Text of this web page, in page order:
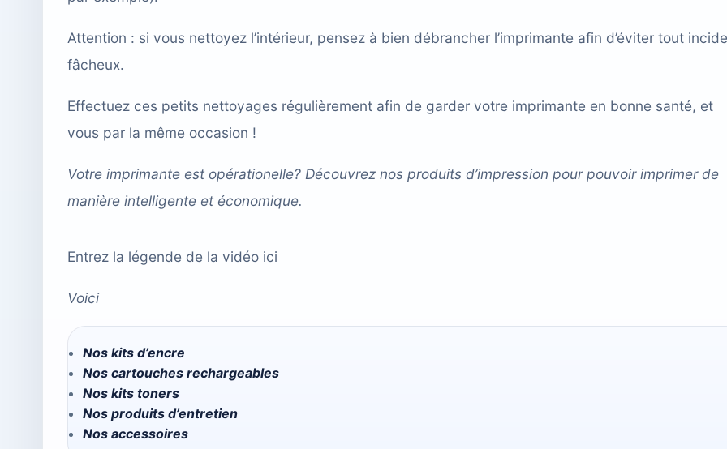
Attention : si vous nettoyez l’intérieur, pensez à bien débrancher l’imprimante afin d’éviter tout
fâcheux.
Effectuez ces petits nettoyages régulièrement afin de garder votre imprimante en bonne santé, et
vous par la même occasion !
Votre imprimante est opérationelle? Découvrez nos produits d’impression pour pouvoir imprimer de
manière intelligente et économique.
Entrez la légende de la vidéo ici
Voici
Nos kits d’encre
Nos cartouches rechargeables
Nos kits toners
Nos produits d’entretien
Nos accessoires